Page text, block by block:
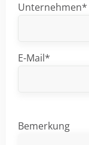
Unternehmen*
E-Mail*
Bemerkung